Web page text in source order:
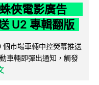
俠電影廣告
U2 專輯翻版
市場車輛中控熒幕推送
車輛即彈出通知，觸發